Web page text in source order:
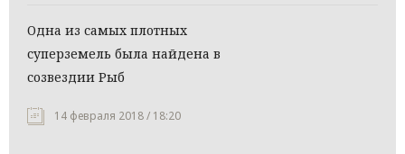
Одна из самых плотных
суперземель была найдена в
созвездии Рыб
14 февраля 2018 / 18:20